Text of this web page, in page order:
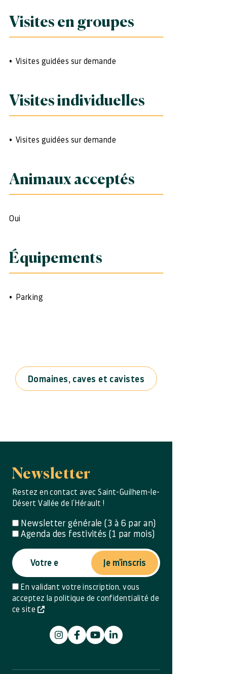
Visites en groupes
Visites guidées sur demande
Visites individuelles
Visites guidées sur demande
Animaux acceptés
Oui
Équipements
Parking
Domaines, caves et cavistes
Newsletter
Restez en contact avec Saint-Guilhem-le-
Désert Vallée de l’Hérault !
Newsletter générale (3 à 6 par an)
Agenda des festivités (1 par mois)
En validant votre inscription, vous
acceptez la politique de confidentialité de
ce site
Je m'inscris